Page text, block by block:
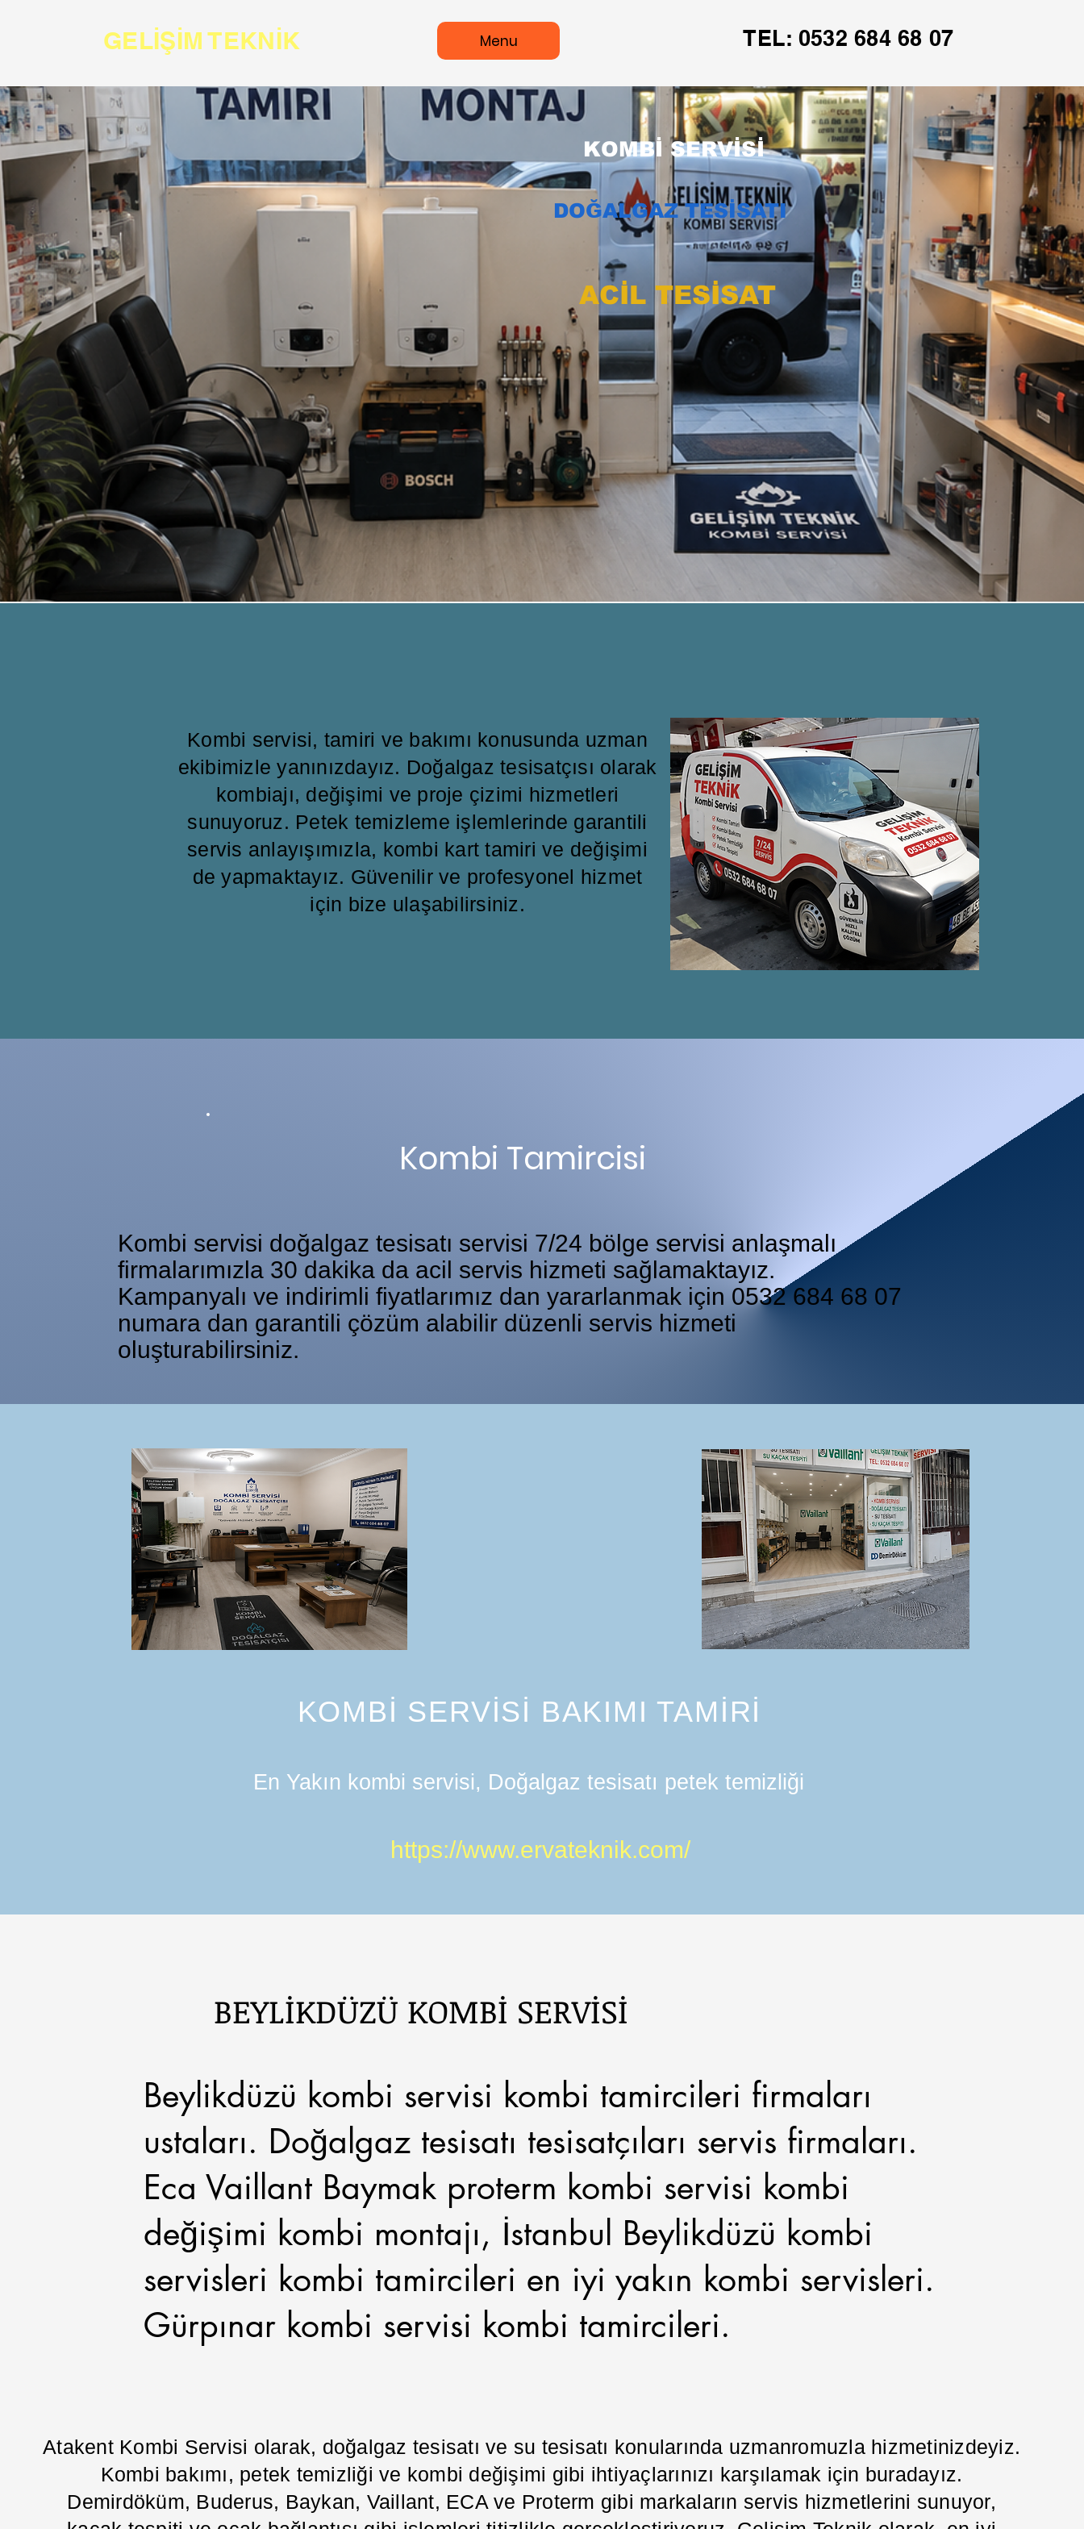
GELİŞİM TEKNİK Menu TEL: 0532 684 68 07
KOMBİ SERVİSİ
DOĞALGAZ TESİSATI
ACİL TESİSAT
Kombi servisi, tamiri ve bakımı konusunda uzman
ekibimizle yanınızdayız. Doğalgaz tesisatçısı olarak
kombiajı, değişimi ve proje çizimi hizmetleri
sunuyoruz. Petek temizleme işlemlerinde garantili
servis anlayışımızla, kombi kart tamiri ve değişimi
de yapmaktayız. Güvenilir ve profesyonel hizmet
için bize ulaşabilirsiniz.
Kombi Tamircisi
Kombi servisi doğalgaz tesisatı servisi 7/24 bölge servisi anlaşmalı
firmalarımızla 30 dakika da acil servis hizmeti sağlamaktayız.
Kampanyalı ve indirimli fiyatlarımız dan yararlanmak için 0532 684 68 07
numara dan garantili çözüm alabilir düzenli servis hizmeti
oluşturabilirsiniz.
KOMBİ SERVİSİ BAKIMI TAMİRİ
En Yakın kombi servisi, Doğalgaz tesisatı petek temizliği
https://www.ervateknik.com/
BEYLİKDÜZÜ KOMBİ SERVİSİ
Beylikdüzü kombi servisi kombi tamircileri firmaları
ustaları. Doğalgaz tesisatı tesisatçıları servis firmaları.
Eca Vaillant Baymak proterm kombi servisi kombi
değişimi kombi montajı, İstanbul Beylikdüzü kombi
servisleri kombi tamircileri en iyi yakın kombi servisleri.
Gürpınar kombi servisi kombi tamircileri.
Atakent Kombi Servisi olarak, doğalgaz tesisatı ve su tesisatı konularında uzmanromuzla hizmetinizdeyiz.
Kombi bakımı, petek temizliği ve kombi değişimi gibi ihtiyaçlarınızı karşılamak için buradayız.
Demirdöküm, Buderus, Baykan, Vaillant, ECA ve Proterm gibi markaların servis hizmetlerini sunuyor,